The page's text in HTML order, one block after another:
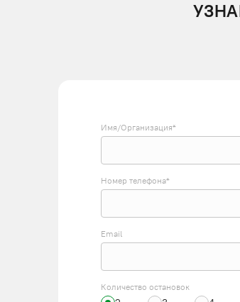
Имя/Организация*
Номер телефона*
Email
Количество остановок